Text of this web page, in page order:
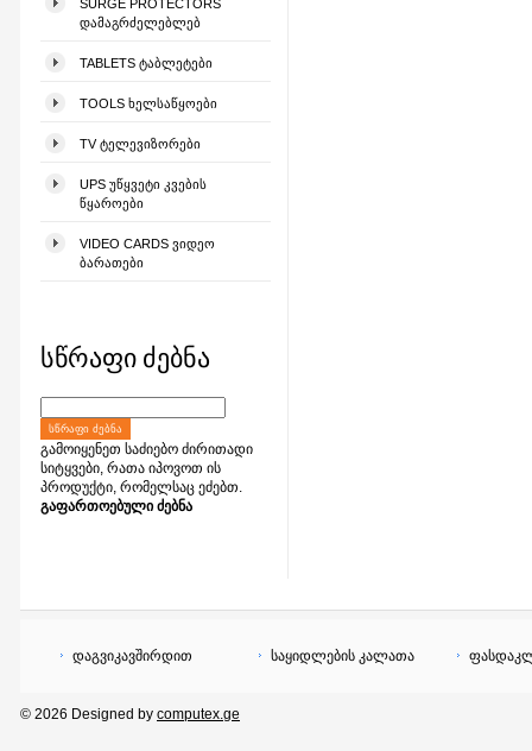
SURGE PROTECTORS
ᲓᲐᲛᲐᲒᲠᲫᲔᲚᲔᲑᲚᲔᲑ
TABLETS ᲢᲐᲑᲚᲔᲢᲔᲑᲘ
TOOLS ᲮᲔᲚᲡᲐᲬᲧᲝᲔᲑᲘ
TV ᲢᲔᲚᲔᲕᲘᲖᲝᲠᲔᲑᲘ
UPS ᲣᲬᲧᲕᲔᲢᲘ ᲙᲕᲔᲑᲘᲡ
ᲬᲧᲐᲠᲝᲔᲑᲘ
VIDEO CARDS ᲕᲘᲓᲔᲝ
ᲑᲐᲠᲐᲗᲔᲑᲘ
სწრაფი ძებნა
ᲡᲬᲠᲐᲤᲘ ᲫᲔᲑᲜᲐ
გამოიყენეთ საძიებო ძირითადი
სიტყვები, რათა იპოვოთ ის
პროდუქტი, რომელსაც ეძებთ.
გაფართოებული ძებნა
დაგვიკავშირდით საყიდლების კალათა
© 2026 Designed by computex.ge